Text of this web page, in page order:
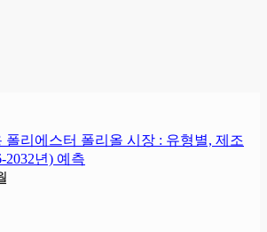
폴리에스터 폴리올 시장 : 유형별, 제조
2032년) 예측